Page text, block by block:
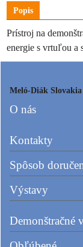
Popis
Prístroj na
energie s vrtuľou a
Meló-Diák Slovakia
O nás
Kontakty
Spôsob
Výstavy
Demonštračné